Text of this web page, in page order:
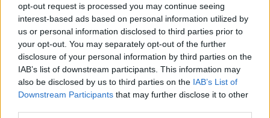
opt-out request is processed you may continue seeing
interest-based ads based on personal information utilized by
us or personal information disclosed to third parties prior to
your opt-out. You may separately opt-out of the further
disclosure of your personal information by third parties on the
IAB’s list of downstream participants. This information may
also be disclosed by us to third parties on the IAB’s List of
Downstream Participants that may further disclose it to other
εμπορικά κέντρα, πολυκαταστήματα και
supermarket, χώροι εστίασης έως 500
ατόμων, εμπορικά καταστήματα έως 200 τ.μ.,
κέντρο υγείας, συνεδριακό κέντρο, εκθεσιακό
κέντρο και εκθεσιακοί χώροι, πολιτιστικά
κτίρια, τράπεζες, πάρκινγκ (κλειστά και